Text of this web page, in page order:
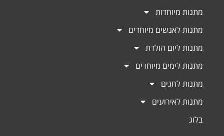
מתנות מיוחדות
מתנות לאנשים מיוחדים
מתנות ליום הולדת
מתנות לימים מיוחדים
מתנות לחגים
מתנות לאירועים
בלוג